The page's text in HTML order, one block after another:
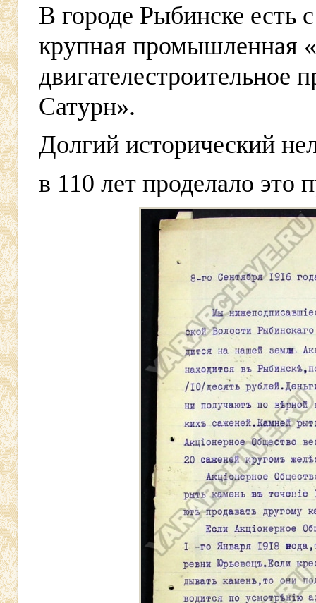
В городе Рыбинске есть
крупная промышленная
Сатурн».
Долгий исторический
в 110 лет проделало это